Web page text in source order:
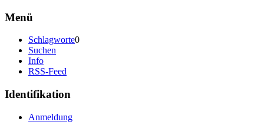
Menü
Schlagworte0
Suchen
Info
RSS-Feed
Identifikation
Anmeldung